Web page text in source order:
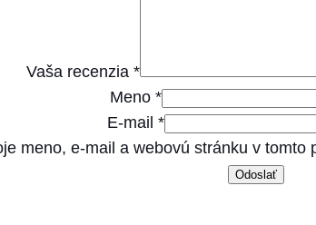
h
i
c
k
Vaša recenzia *
Meno *
E-mail *
meno, e-mail a webovú stránku v tomto